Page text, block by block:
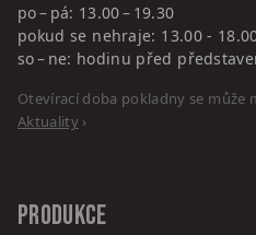
po – pá: 13.00 – 19.30
pokud se nehraje: 13.00 -
so – ne: hodinu před
Otevírací doba pokladny se může
Aktuality›
PRODUKCE